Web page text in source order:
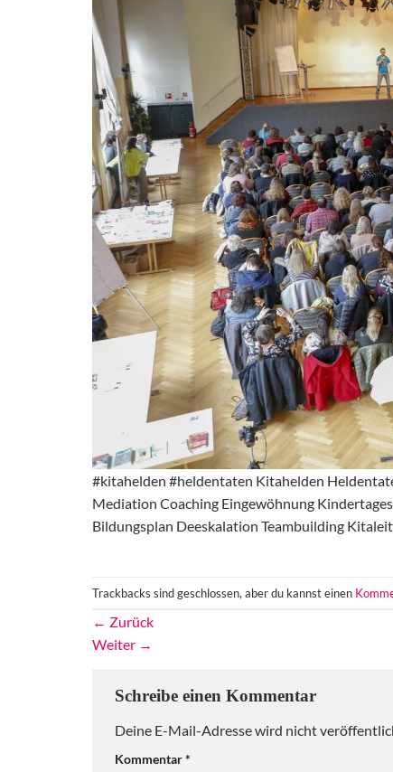
#kitahelden #heldentaten Kitahelden
Mediation Coaching Eingewöhnung
Bildungsplan Deeskalation Teambuilding
Trackbacks sind geschlossen, aber du kannst einen
← Zurück
Weiter →
Schreibe einen Kommentar
Deine E-Mail-Adresse wird nicht
Kommentar*
Alternative: